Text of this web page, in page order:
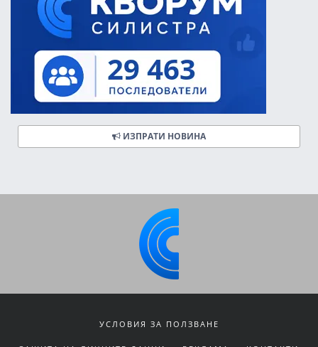
ИЗПРАТИ НОВИНА
УСЛОВИЯ ЗА ПОЛЗВАНЕ